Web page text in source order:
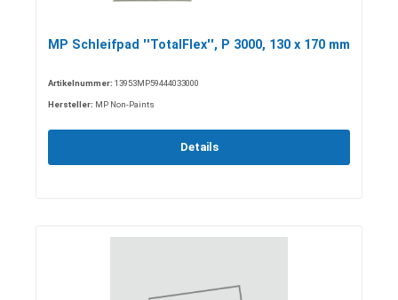
MP Schleifpad ''TotalFlex'', P 3000, 130 x 170 mm
Artikelnummer: 13953MP59444033000
Hersteller: MP Non-Paints
Details